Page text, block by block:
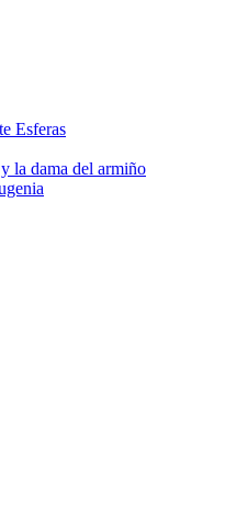
Esferas
la dama del armiño